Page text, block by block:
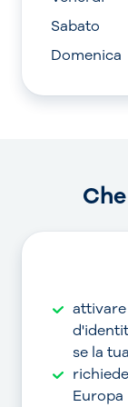
Sabato
Domenica
attivare
se la
Europa